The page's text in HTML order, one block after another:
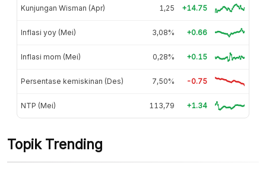
Kunjungan Wisman (Apr) 1,25 +14.75
Inflasi yoy (Mei) 3,08% +0.66
Inflasi mom (Mei) 0,28% +0.15
Persentase kemiskinan (Des) 7,50% -0.75
NTP (Mei) 113,79 +1.34
Topik Trending